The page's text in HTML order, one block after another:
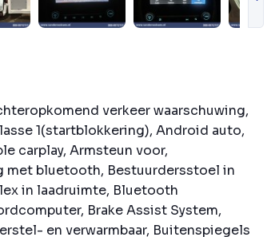
verkeer waarschuwing,
1(startblokkering), Android auto,
carplay, Armsteun voor,
bluetooth, Bestuurdersstoel in
in laadruimte, Bluetooth
Brake Assist System,
en verwarmbaar, Buitenspiegels